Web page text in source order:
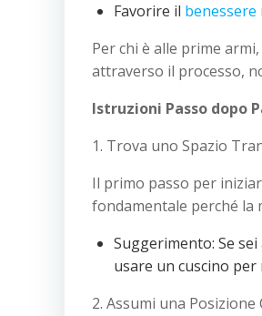
Favorire il benessere
Per chi è alle prime
attraverso il processo,
Istruzioni Passo dopo
1. Trova uno Spazio
Il primo passo per
fondamentale perché la
Suggerimento: Se
usare un cuscino per
2. Assumi una Posizione